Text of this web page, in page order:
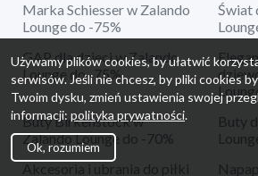
Marka Schiesser w Zalando
Lounge do -75%
Świat
GAP dla dzieci w Zalando
Lounge do -75%
Buty Birkenstock w
Zalando Lounge do -70%
Buty
Akcesoria i ubrania do piłki
Używamy plików cookies, by ułatwić
serwisów. Jeśli nie chcesz, by pliki cookies
Twoim dysku, zmień ustawienia swojej
informacji: polityka prywatności.
Ok, rozumiem